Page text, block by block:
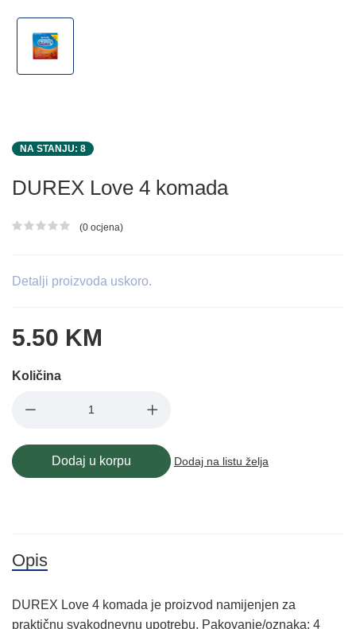
NA STANJU: 8
DUREX Love 4 komada
Ocjena proizvoda
(0 ocjena)
Detalji proizvoda uskoro.
5.50 KM
Količina
Dodaj u korpu Dodaj na listu želja
Opis
DUREX Love 4 komada je proizvod namijenjen za
praktičnu svakodnevnu upotrebu. Pakovanje/oznaka: 4